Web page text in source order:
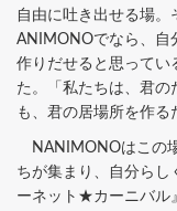
自由に吐き出せる場
ANIMONOでなら、自
作りだせると思ってい
た。「私たちは、君の
も、君の居場所を作る
NANIMONOはこの
ちが集まり、自分らし
ーネット★カーニバル